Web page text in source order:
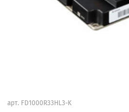
арт. FD1000R33HL3-K